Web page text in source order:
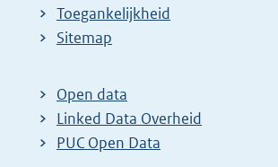
Toegankelijkheid
Sitemap
Open data
Linked Data Overheid
PUC Open Data